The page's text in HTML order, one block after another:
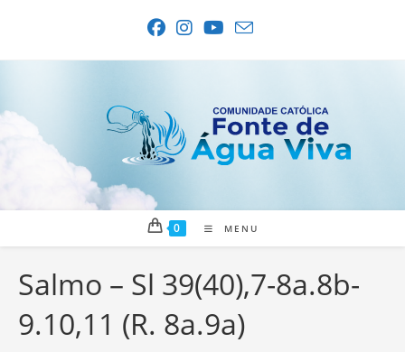
0 MENU
Salmo – Sl 39(40),7-8a.8b-
9.10,11 (R. 8a.9a)